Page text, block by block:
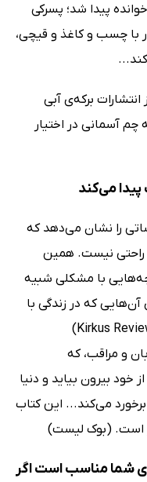
پیدا شد؛ پسرکی
با چسب و کاغذ و قیچی،
برکه‌ی آبی
آسمانی در اختیار
می‌کند
را نشان می‌دهد که
راحتی نیست. همین
با مشکلی شبیه
که در زندگی با
و مراقب، که
بیرون بیاید و دنیا
می‌کند... این کتاب
است. (بوک لیست)
شما مناسب است اگر